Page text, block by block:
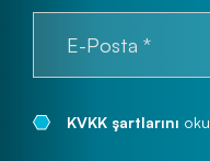
KVKK şartlarını